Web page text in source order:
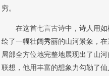
穷。
在这首七言古诗中，诗人用
绘了一幅壮阔秀丽的山河景象，
局部全方位地完整地展现出了山
联想，他用丰富的想象力勾勒了